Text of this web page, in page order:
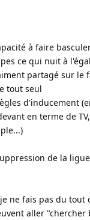
à faire
ce qui nuit à
partagé sur le
tout seul
d'inducement
en terme de
de la
ne fais pas du
aller